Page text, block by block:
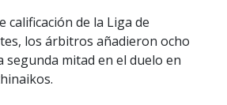
calificación de la Liga de
los árbitros añadieron ocho
segunda mitad en el duelo en